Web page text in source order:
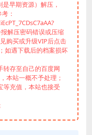
早期资源）解压，
：
解压密码错误或压缩
购买或升级VIP后点击
如遇下载后的档案损坏
转存至自己的百度网
本站一概不予处理；
等充值，本站也接受